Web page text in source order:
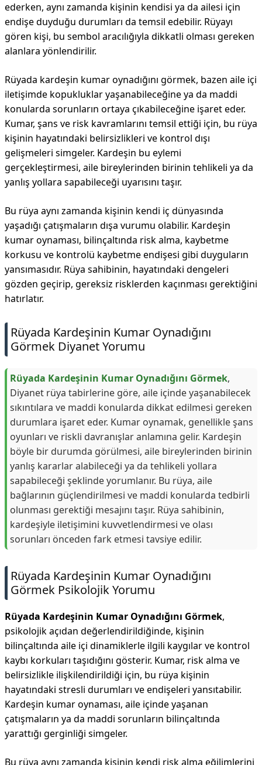
ederken, aynı zamanda kişinin kendisi ya da ailesi için
endişe duyduğu durumları da temsil edebilir. Rüyayı
gören kişi, bu sembol aracılığıyla dikkatli olması gereken
alanlara yönlendirilir.
Rüyada kardeşin kumar oynadığını görmek, bazen aile içi
iletişimde kopukluklar yaşanabileceğine ya da maddi
konularda sorunların ortaya çıkabileceğine işaret eder.
Kumar, şans ve risk kavramlarını temsil ettiği için, bu rüya
kişinin hayatındaki belirsizlikleri ve kontrol dışı
gelişmeleri simgeler. Kardeşin bu eylemi
gerçekleştirmesi, aile bireylerinden birinin tehlikeli ya da
yanlış yollara sapabileceği uyarısını taşır.
Bu rüya aynı zamanda kişinin kendi iç dünyasında
yaşadığı çatışmaların dışa vurumu olabilir. Kardeşin
kumar oynaması, bilinçaltında risk alma, kaybetme
korkusu ve kontrolü kaybetme endişesi gibi duyguların
yansımasıdır. Rüya sahibinin, hayatındaki dengeleri
gözden geçirip, gereksiz risklerden kaçınması gerektiğini
hatırlatır.
Rüyada Kardeşinin Kumar Oynadığını
Görmek Diyanet Yorumu
Rüyada Kardeşinin Kumar Oynadığını Görmek,
Diyanet rüya tabirlerine göre, aile içinde yaşanabilecek
sıkıntılara ve maddi konularda dikkat edilmesi gereken
durumlara işaret eder. Kumar oynamak, genellikle şans
oyunları ve riskli davranışlar anlamına gelir. Kardeşin
böyle bir durumda görülmesi, aile bireylerinden birinin
yanlış kararlar alabileceği ya da tehlikeli yollara
sapabileceği şeklinde yorumlanır. Bu rüya, aile
bağlarının güçlendirilmesi ve maddi konularda tedbirli
olunması gerektiği mesajını taşır. Rüya sahibinin,
kardeşiyle iletişimini kuvvetlendirmesi ve olası
sorunları önceden fark etmesi tavsiye edilir.
Rüyada Kardeşinin Kumar Oynadığını
Görmek Psikolojik Yorumu
Rüyada Kardeşinin Kumar Oynadığını Görmek,
psikolojik açıdan değerlendirildiğinde, kişinin
bilinçaltında aile içi dinamiklerle ilgili kaygılar ve kontrol
kaybı korkuları taşıdığını gösterir. Kumar, risk alma ve
belirsizlikle ilişkilendirildiği için, bu rüya kişinin
hayatındaki stresli durumları ve endişeleri yansıtabilir.
Kardeşin kumar oynaması, aile içinde yaşanan
çatışmaların ya da maddi sorunların bilinçaltında
yarattığı gerginliği simgeler.
Bu rüya aynı zamanda kişinin kendi risk alma eğilimlerini